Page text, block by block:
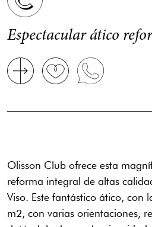
Espectacular ático
Olisson Club ofrece esta
reforma integral de altas
Viso. Este fantástico ático, con
m2, con varias orientaciones,